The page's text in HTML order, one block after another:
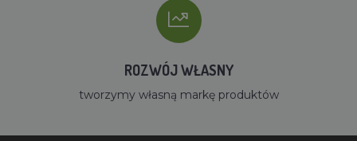
ROZWÓJ WŁASNY
tworzymy własną markę produktów